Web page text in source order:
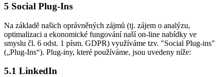
5 Social Plug-Ins
Na základě našich oprávněných zájmů (tj. zájem o analýzu,
optimalizaci a ekonomické fungování naší on-line nabídky ve
smyslu čl. 6 odst. 1 písm. GDPR) využíváme tzv. "Social Plug-ins"
(„Plug-Ins“). Plug-iny, které používáme, jsou uvedeny níže:
5.1 LinkedIn